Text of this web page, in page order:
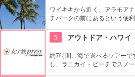
ワイキキから近く、アラモア
チパークの前にあるという便
はバーベキューやピクニック
5 アウトドア・ハワイ
約7時間、海で遊べるツアー
し、ラニカイ・ビーチでスノ